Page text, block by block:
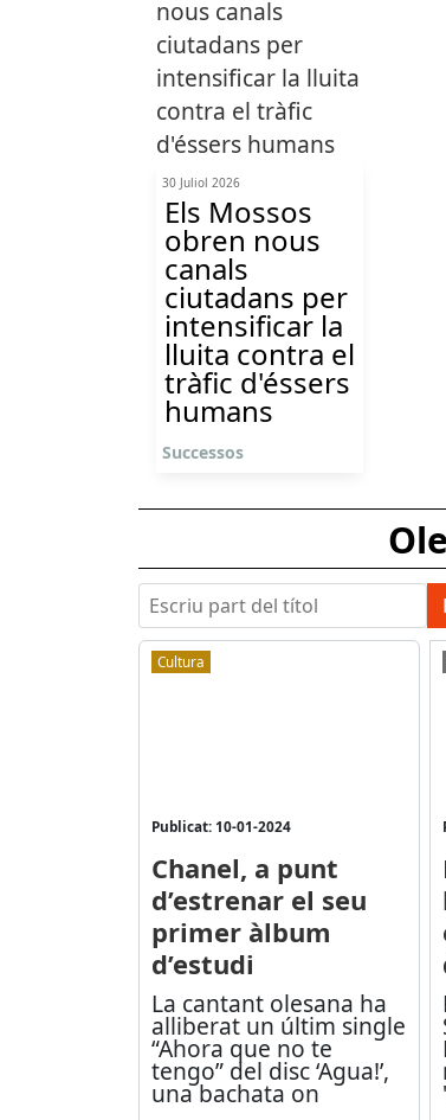
30 Juliol 2026
Els Mossos
obren nous
canals
ciutadans per
intensificar la
lluita contra el
tràfic d'éssers
humans
Successos
Escriu part del títol
Cultura
Publicat: 10-01-2024
Chanel, a punt
d’estrenar el seu
primer àlbum
d’estudi
La cantant olesana ha
alliberat un últim single
“Ahora que no te
tengo” del disc ‘Agua!’,
una bachata on